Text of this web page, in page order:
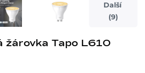
Další
(9)
žárovka Tapo L610